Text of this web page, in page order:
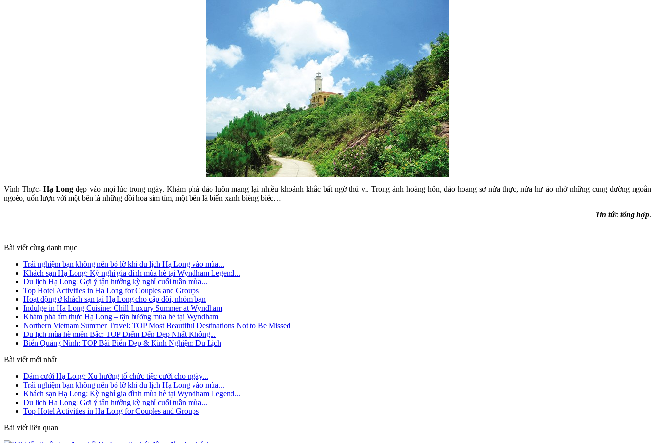
Vĩnh Thực-Hạ Long đẹp vào mọi lúc trong ngày. Khám phá đảo luôn mang lại nhiều khoảnh khắc bất ngờ thú vị. Trong ánh hoàng hôn, đảo hoang sơ nửa thực, nửa hư ảo nhờ những cung đường ngoằn
ngoèo, uốn lượn với một bên là những đồi hoa sim tím, một bên là biển xanh biêng biếc…
Tin tức tổng hợp.
Bài viết cùng danh mục
Trải nghiệm bạn không nên bỏ lỡ khi du lịch Hạ Long vào mùa...
Khách sạn Hạ Long: Kỳ nghỉ gia đình mùa hè tại Wyndham Legend...
Du lịch Hạ Long: Gợi ý tận hưởng kỳ nghỉ cuối tuần mùa...
Top Hotel Activities in Ha Long for Couples and Groups
Hoạt động ở khách sạn tại Hạ Long cho cặp đôi, nhóm bạn
Indulge in Ha Long Cuisine: Chill Luxury Summer at Wyndham
Khám phá ẩm thực Hạ Long – tận hưởng mùa hè tại Wyndham
Northern Vietnam Summer Travel: TOP Most Beautiful Destinations Not to Be Missed
Du lịch mùa hè miền Bắc: TOP Điểm Đến Đẹp Nhất Không...
Biển Quảng Ninh: TOP Bãi Biển Đẹp & Kinh Nghiệm Du Lịch
Bài viết mới nhất
Đám cưới Hạ Long: Xu hướng tổ chức tiệc cưới cho ngày...
Trải nghiệm bạn không nên bỏ lỡ khi du lịch Hạ Long vào mùa...
Khách sạn Hạ Long: Kỳ nghỉ gia đình mùa hè tại Wyndham Legend...
Du lịch Hạ Long: Gợi ý tận hưởng kỳ nghỉ cuối tuần mùa...
Top Hotel Activities in Ha Long for Couples and Groups
Bài viết liên quan